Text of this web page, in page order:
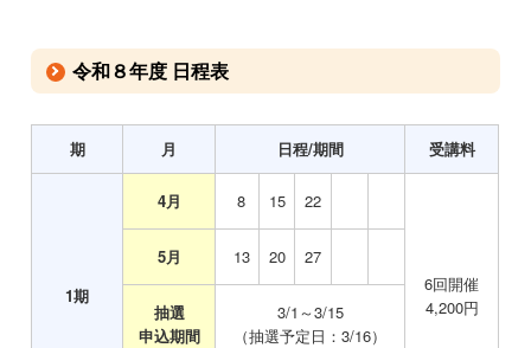
令和８年度 日程表
期 月 日程/期間 受講料
1期
4月 08 15 22
6回開催
4,200円
5月 13 20 27
抽選
申込期間
3/1～3/15
（抽選予定日：3/16）